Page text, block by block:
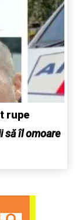
rupe
să îl omoare